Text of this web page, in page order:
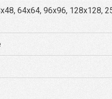
64x64, 96x96, 128x128,